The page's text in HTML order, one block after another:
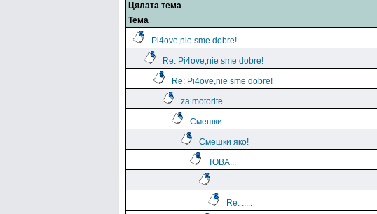
Цялата тема
Тема
Pi4ove,nie sme dobre!
Re: Pi4ove,nie sme dobre!
Re: Pi4ove,nie sme dobre!
za motorite...
Смешки....
Смешки яко!
ТОВА...
.....
Re: .....